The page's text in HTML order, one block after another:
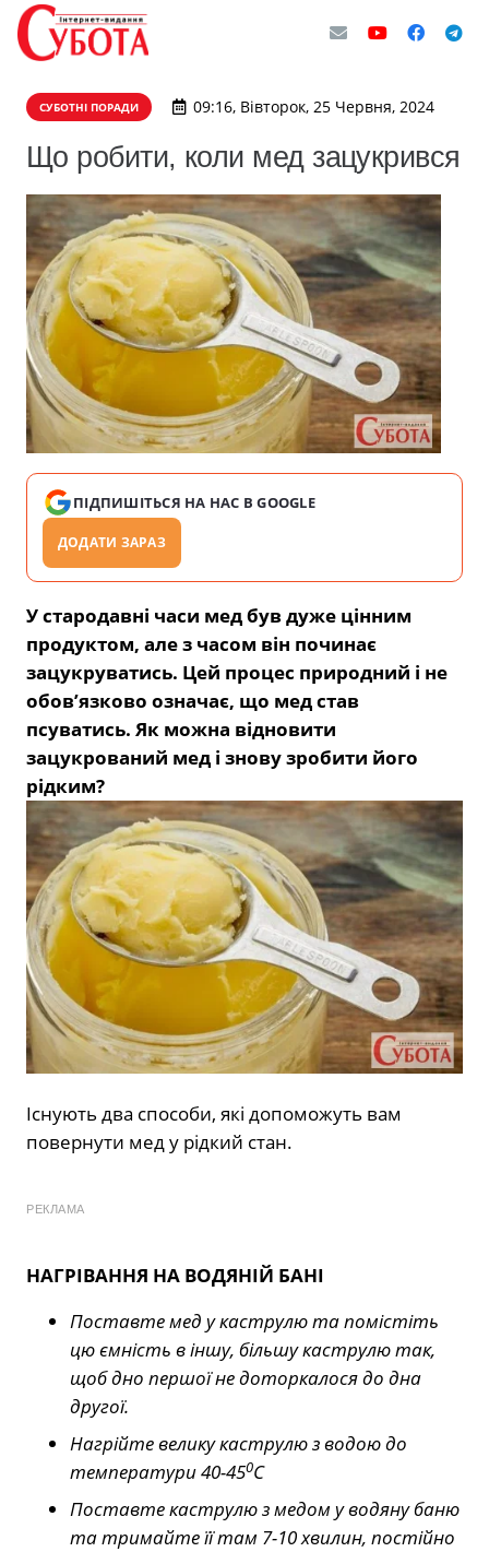
СУБОТНІ ПОРАДИ 09:16, Вівторок, 25 Червня, 2024
Що робити, коли мед зацукрився
ПІДПИШІТЬСЯ НА НАС В GOOGLE
ДОДАТИ ЗАРАЗ
У стародавні часи мед був дуже цінним
продуктом, але з часом він починає
зацукруватись. Цей процес природний і не
обов’язково означає, що мед став
псуватись. Як можна відновити
зацукрований мед і знову зробити його
рідким?
Існують два способи, які допоможуть вам
повернути мед у рідкий стан.
РЕКЛАМА
НАГРІВАННЯ НА ВОДЯНІЙ БАНІ
Поставте мед у каструлю та помістіть
цю ємність в іншу, більшу каструлю так,
щоб дно першої не доторкалося до дна
другої.
Нагрійте велику каструлю з водою до
температури 40-450С
Поставте каструлю з медом у водяну баню
та тримайте її там 7-10 хвилин, постійно